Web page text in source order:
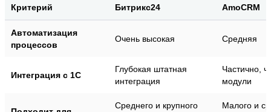
Критерий Битрикс24 AmoCRM
Автоматизация
процессов
Очень высокая Средняя
Интеграция с 1С
Глубокая штатная
интеграция
Частично,
модули
Среднего и крупного Малого и